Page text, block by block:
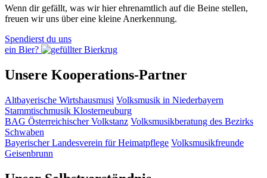
Wenn dir gefällt, was wir hier ehrenamtlich auf die Beine stellen,
freuen wir uns über eine kleine Anerkennung.
Spendierst du uns
ein Bier?
Unsere Kooperations-Partner
Altbayerische Wirtshausmusi Volksmusik in Niederbayern
Stammtischmusik Klosterneuburg
BAG Österreichischer Volkstanz Volksmusikberatung des Bezirks
Schwaben
Bayerischer Landesverein für Heimatpflege Volksmusikfreunde
Geisenbrunn